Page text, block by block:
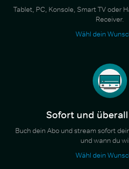
Tablet, PC, Konsole, Smart TV oder
Receiver.
Wähl dein
Sofort und
Buch dein Abo und stream sofort
und wann du
Wähl dein